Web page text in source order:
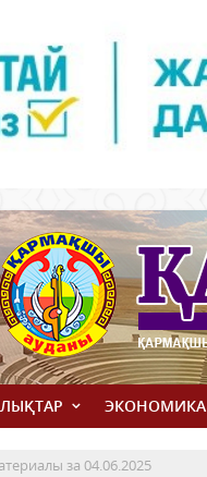
ЭКОНОМИКА
за 04.06.2025